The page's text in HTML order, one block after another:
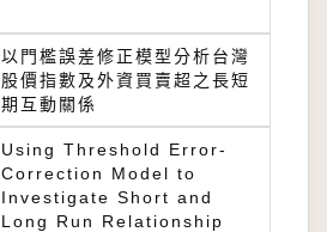
以門檻誤差修正模型分析台灣
股價指數及外資買賣超之長短
期互動關係
Using Threshold Error-
Correction Model to
Investigate Short and
Long Run Relationship